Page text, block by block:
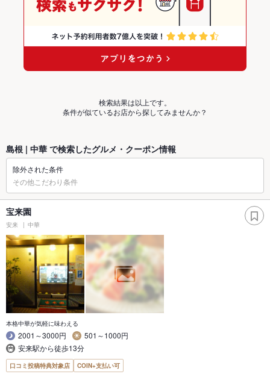
検索結果は以上です。
条件が似ているお店から探してみませんか？
島根 | 中華 で検索したグルメ・クーポン情報
除外された条件
その他こだわり条件
宝来園
安来 中華
本格中華が気軽に味わえる
2001～3000円
501～1000円
安来駅から徒歩13分
口コミ投稿特典対象店 COIN+支払い可